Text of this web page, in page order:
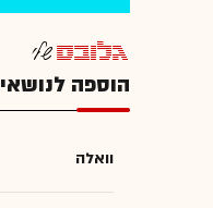
הוספה
וואלה